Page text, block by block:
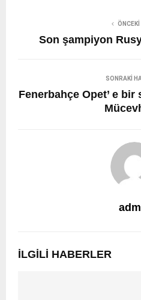
ÖNCEKI
Son şampiyon
SONRAKI
Fenerbahçe Opet’ e
İLGILI HABERLER